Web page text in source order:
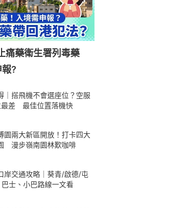
痛藥衛生署列毒藥
?
｜搭飛機不會選座位？空服
最差 最佳位置落機快
園兩大新區開放！打卡四大
漫步嶺南園林歎咖啡
岸交通攻略｜葵青/啟德/屯
士、小巴路線一文看